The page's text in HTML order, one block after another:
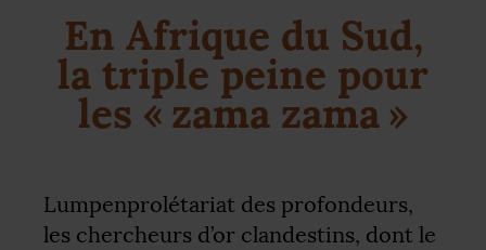
En Afrique du Sud,
la triple peine pour
les «zama zama »
Lumpenprolétariat des profondeurs,
les chercheurs d’or clandestins, dont le